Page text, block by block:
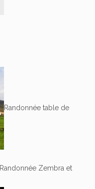
Randonnée table de
Randonnée Zembra et